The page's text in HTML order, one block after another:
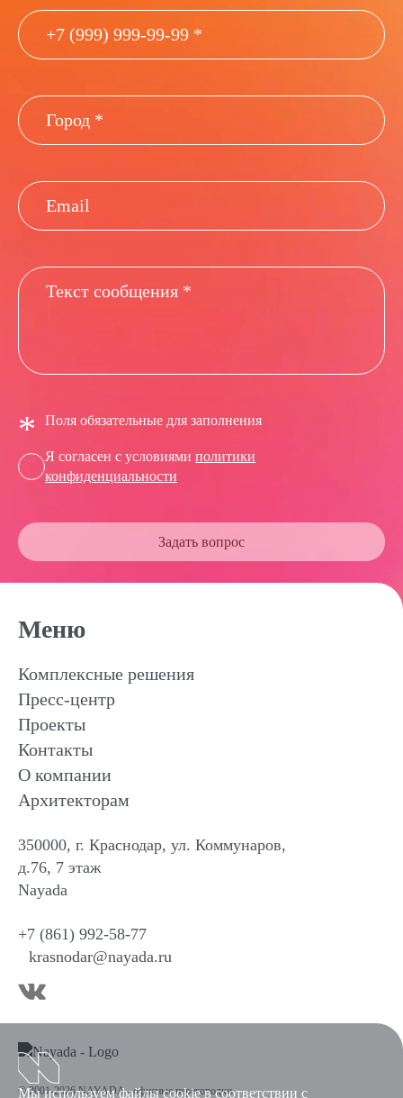
Задать вопрос
* Поля обязательные для заполнения
Я согласен с условиями политики
конфиденциальности
Меню
Комплексные решения
Пресс-центр
Проекты
Контакты
О компании
Архитекторам
350000, г. Краснодар, ул. Коммунаров,
д.76, 7 этаж
Nayada
+7 (861) 992-58-77
krasnodar@nayada.ru
© 2001-2026 NAYADA - офисные перегородки
Мы используем файлы cookie в соответствии с